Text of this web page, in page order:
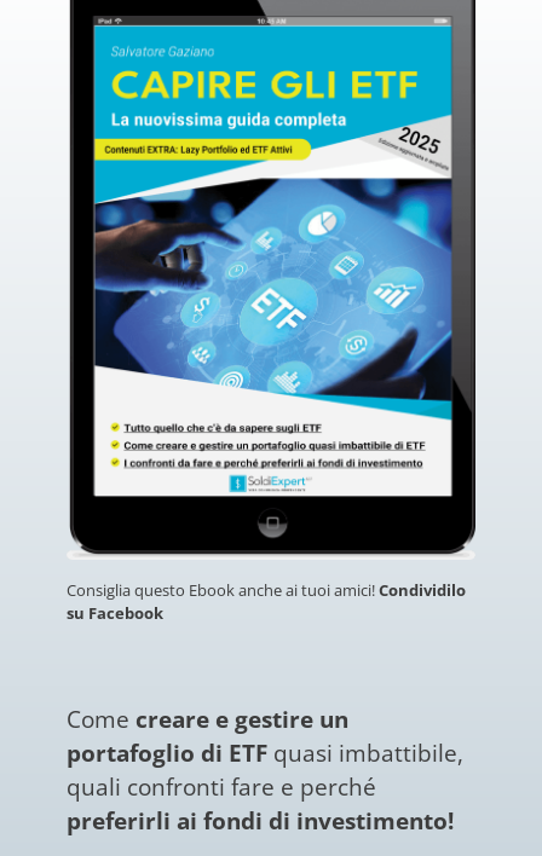
Consiglia questo Ebook anche ai tuoi amici!Condividilo
su Facebook
Come creare e gestire un
portafoglio di ETF quasi imbattibile,
quali confronti fare e perché
preferirli ai fondi di investimento!